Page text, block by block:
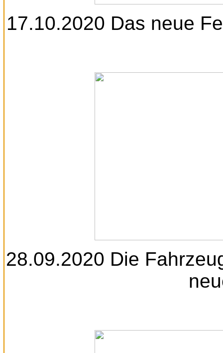
17.10.2020 Das neue
28.09.2020 Die